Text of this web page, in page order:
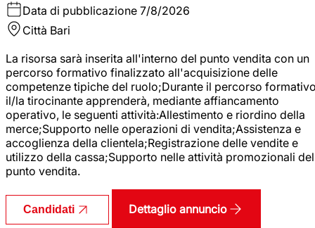
Data di pubblicazione 7/8/2026
Città Bari
La risorsa sarà inserita all'interno del punto vendita con un
percorso formativo finalizzato all'acquisizione delle
competenze tipiche del ruolo;Durante il percorso
il/la tirocinante apprenderà, mediante affiancamento
operativo, le seguenti attività:Allestimento e riordino della
merce;Supporto nelle operazioni di vendita;Assistenza e
accoglienza della clientela;Registrazione delle vendite e
utilizzo della cassa;Supporto nelle attività promozionali del
punto vendita.
Candidati Dettaglio annuncio